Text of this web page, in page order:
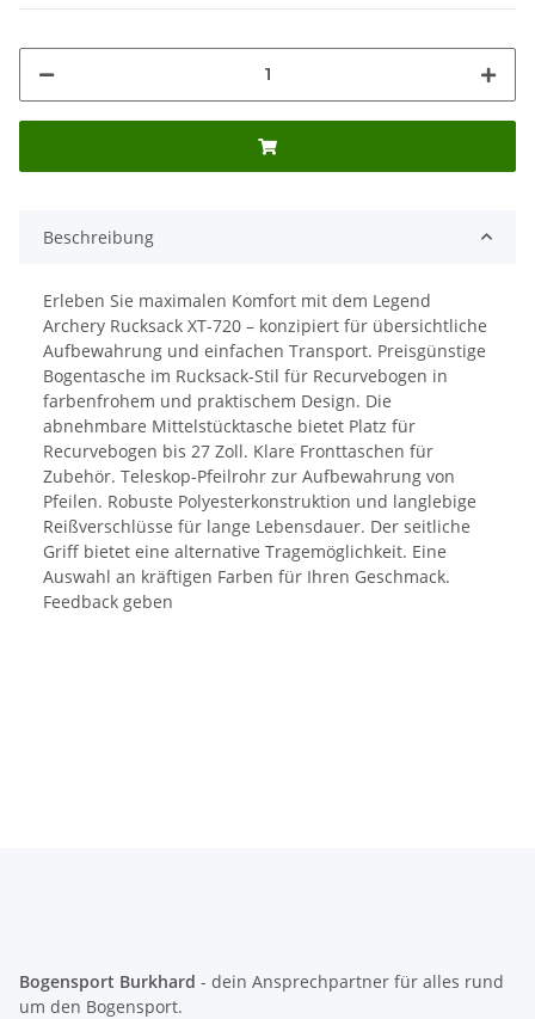
Beschreibung
Erleben Sie maximalen Komfort mit dem Legend
Archery Rucksack XT-720 – konzipiert für übersichtliche
Aufbewahrung und einfachen Transport. Preisgünstige
Bogentasche im Rucksack-Stil für Recurvebogen in
farbenfrohem und praktischem Design. Die
abnehmbare Mittelstücktasche bietet Platz für
Recurvebogen bis 27 Zoll. Klare Fronttaschen für
Zubehör. Teleskop-Pfeilrohr zur Aufbewahrung von
Pfeilen. Robuste Polyesterkonstruktion und langlebige
Reißverschlüsse für lange Lebensdauer. Der seitliche
Griff bietet eine alternative Tragemöglichkeit. Eine
Auswahl an kräftigen Farben für Ihren Geschmack.
Feedback geben
Bogensport Burkhard - dein Ansprechpartner für alles rund
um den Bogensport.